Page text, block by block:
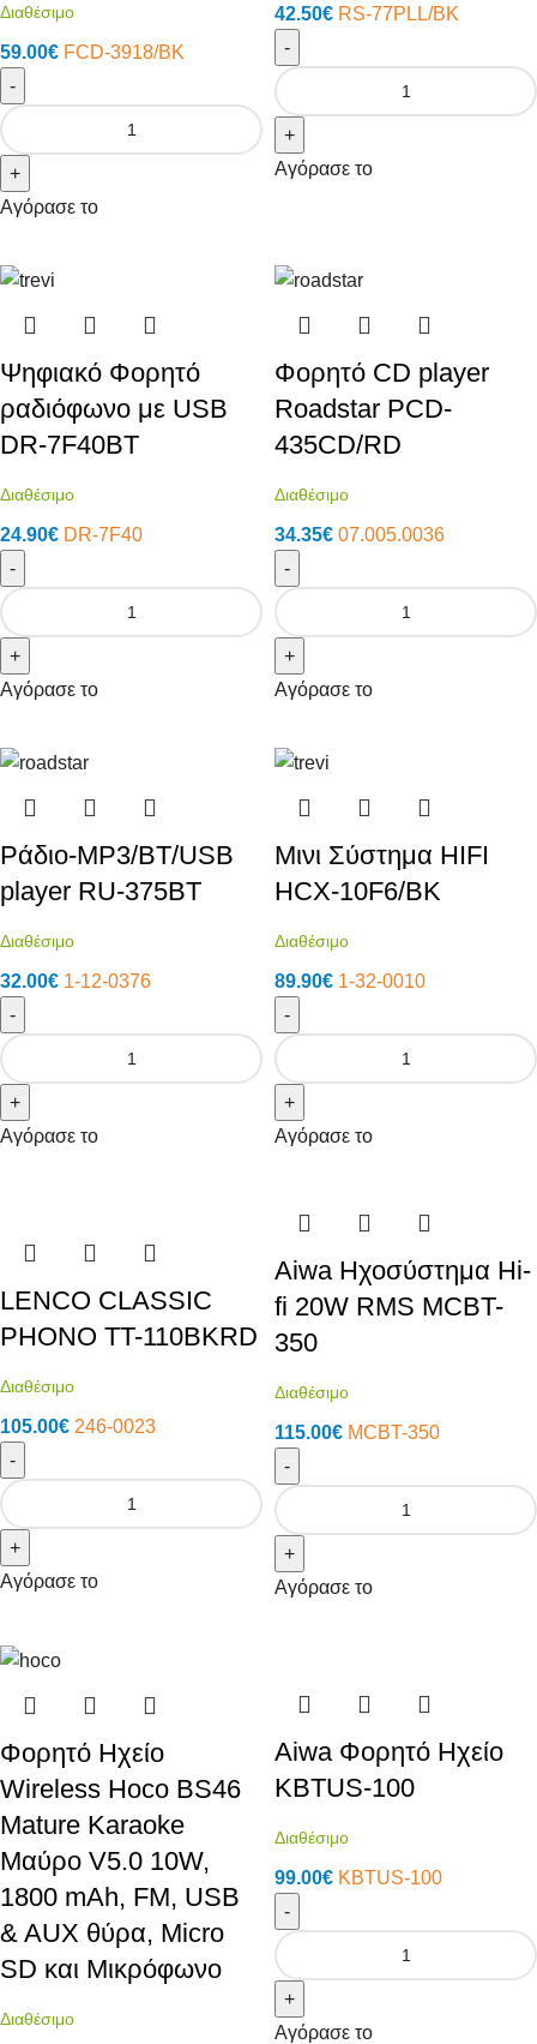
Διαθέσιμο
59.00€ FCD-3918/BK
-
+
Αγόρασε το
42.50€ RS-77PLL/BK
-
+
Αγόρασε το
Ψηφιακό Φορητό
ραδιόφωνο με USB
DR-7F40BT
Διαθέσιμο
24.90€ DR-7F40
-
+
Αγόρασε το
Φορητό CD player
Roadstar PCD-
435CD/RD
Διαθέσιμο
34.35€ 07.005.0036
-
+
Αγόρασε το
Ράδιο-MP3/BT/USB
player RU-375BT
Διαθέσιμο
32.00€ 1-12-0376
-
+
Αγόρασε το
Μινι Σύστημα HIFI
HCX-10F6/BK
Διαθέσιμο
89.90€ 1-32-0010
-
+
Αγόρασε το
LENCO CLASSIC
PHONO TT-110BKRD
Διαθέσιμο
105.00€ 246-0023
-
+
Αγόρασε το
Aiwa Ηχοσύστημα Hi-
fi 20W RMS MCBT-
350
Διαθέσιμο
115.00€ MCBT-350
-
+
Αγόρασε το
Φορητό Ηχείο
Wireless Hoco BS46
Mature Karaoke
Μαύρο V5.0 10W,
1800 mAh, FM, USB
& AUX θύρα, Micro
SD και Μικρόφωνο
Διαθέσιμο
Aiwa Φορητό Ηχείο
KBTUS-100
Διαθέσιμο
99.00€ KBTUS-100
-
+
Αγόρασε το